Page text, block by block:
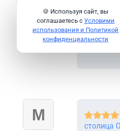
нашего
Ренату
столица
🍪 Используя сайт, вы
соглашаетесь с Условими
использования и Политикой
конфиденциальности